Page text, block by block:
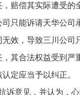
赔偿其实际遭受的
只能诉请天华公司
效，导致三川公司
其合法权益受到严
定应当予以纠正。
诉意见，并认为，